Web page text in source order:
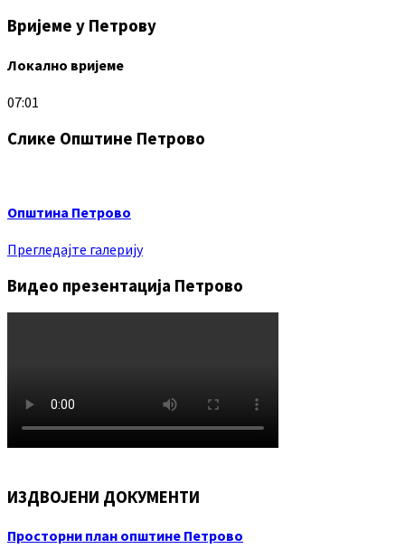
Вријеме у Петрову
Локално вријеме
07:01
Слике Општине Петрово
Општина Петрово
Прегледајте галерију
Видео презентација Петрово
ИЗДВОЈЕНИ ДОКУМЕНТИ
Просторни план општине Петрово